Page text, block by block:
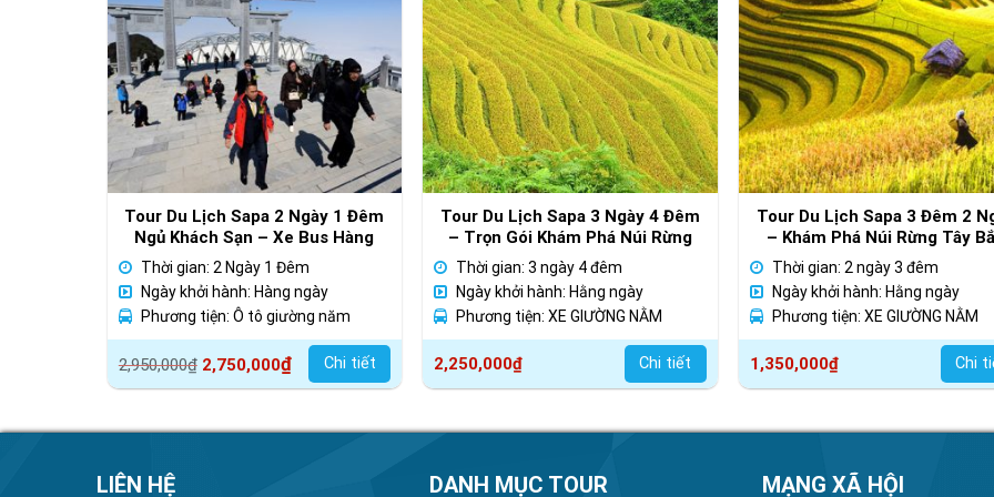
Tour Du Lịch Sapa 2 Ngày 1 Đêm
Ngủ Khách Sạn – Xe Bus Hàng
Ngày
Thời gian: 2 Ngày 1 Đêm
Ngày khởi hành: Hàng ngày
Phương tiện: Ô tô giường năm
2,950,000₫
Giá
gốc
2,750,000₫
Giá
hiện
2,750,000₫.
Chi tiết
Tour Du Lịch Sapa 3 Ngày 4 Đêm
– Trọn Gói Khám Phá Núi Rừng
Tây Bắc
Thời gian: 3 ngày 4 đêm
Ngày khởi hành: Hằng ngày
Phương tiện: XE GIƯỜNG NẰM
2,250,000₫ Chi tiết
Tour Du Lịch Sapa 3 Đêm 2
– Khám Phá Núi Rừng Tây
Thời gian: 2 ngày 3 đêm
Ngày khởi hành: Hằng ngày
Phương tiện: XE GIƯỜNG NẰM
1,350,000₫ Chi
LIÊN HỆ DANH MỤC TOUR MẠNG XÃ HỘI